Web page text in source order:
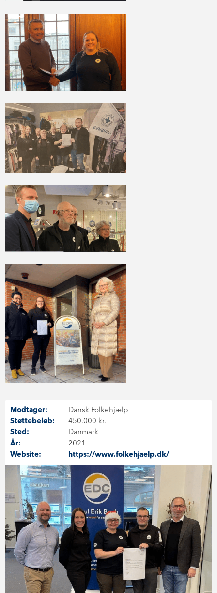
Modtager:
Dansk Folkehjælp
Støttebeløb:
450.000 kr.
Sted:
Danmark
År:
2021
Website:
https://www.folkehjaelp.dk/